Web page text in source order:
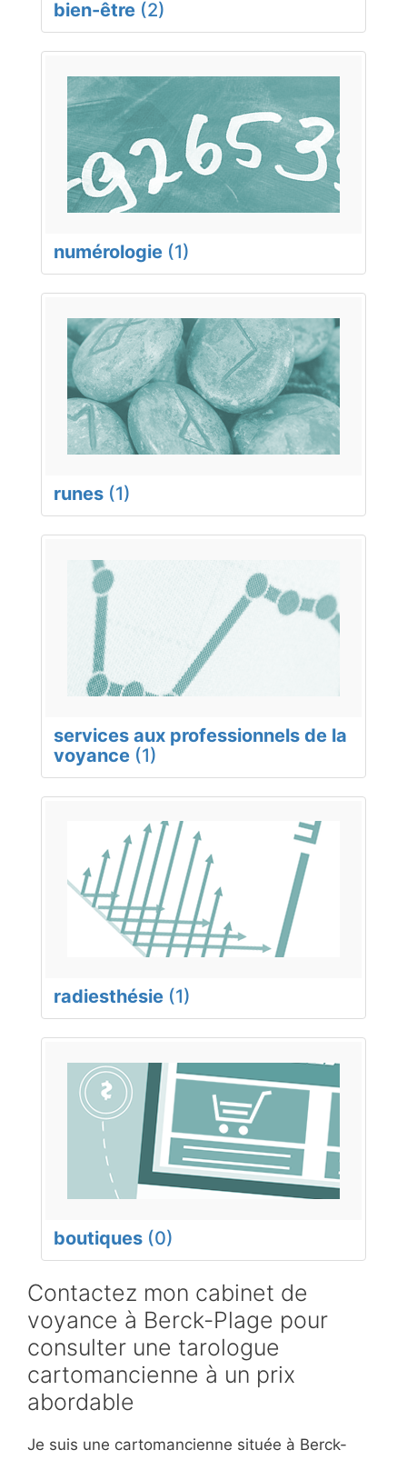
bien-être (2)
numérologie (1)
runes (1)
services aux professionnels de la
voyance (1)
radiesthésie (1)
boutiques (0)
Contactez mon cabinet de
voyance à Berck-Plage pour
consulter une tarologue
cartomancienne à un prix
abordable
Je suis une cartomancienne située à Berck-